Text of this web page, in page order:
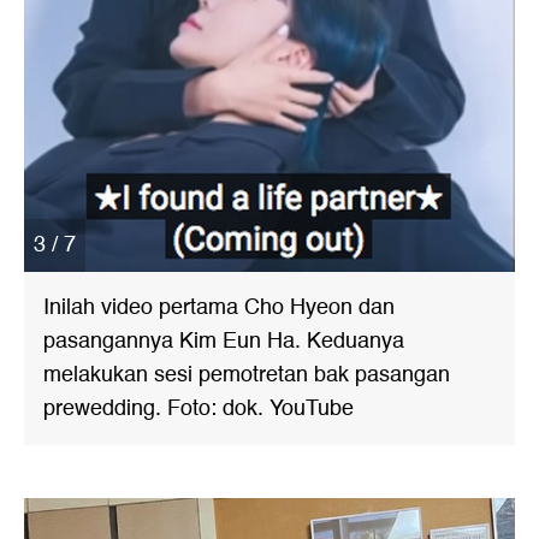
3 / 7
Inilah video pertama Cho Hyeon dan
pasangannya Kim Eun Ha. Keduanya
melakukan sesi pemotretan bak pasangan
prewedding. Foto: dok. YouTube